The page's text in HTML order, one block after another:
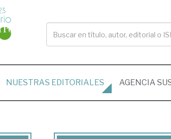
NUESTRAS EDITORIALES AGENCIA